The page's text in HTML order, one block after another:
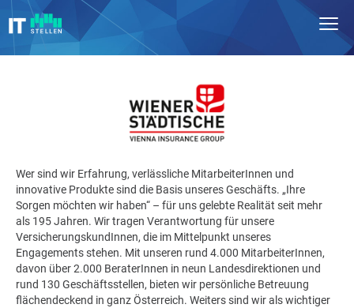
Wer sind wir Erfahrung, verlässliche MitarbeiterInnen und
innovative Produkte sind die Basis unseres Geschäfts. „Ihre
Sorgen möchten wir haben“ – für uns gelebte Realität seit mehr
als 195 Jahren. Wir tragen Verantwortung für unsere
VersicherungskundInnen, die im Mittelpunkt unseres
Engagements stehen. Mit unseren rund 4.000 MitarbeiterInnen,
davon über 2.000 BeraterInnen in neun Landesdirektionen und
rund 130 Geschäftsstellen, bieten wir persönliche Betreuung
flächendeckend in ganz Österreich. Weiters sind wir als wichtiger